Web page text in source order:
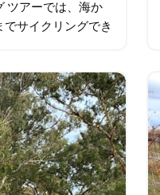
ツアーでは、海か
サイクリングでき